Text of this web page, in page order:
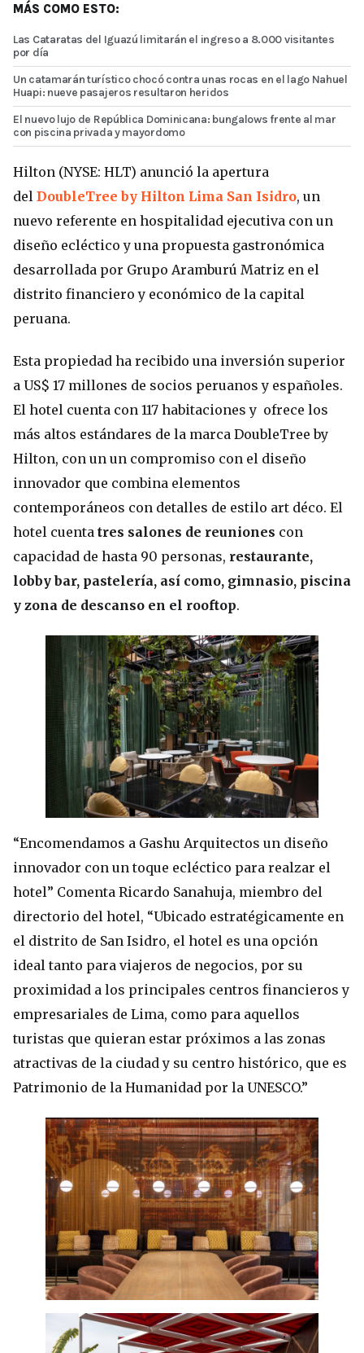
MÁS COMO ESTO:
Las Cataratas del Iguazú limitarán el ingreso a 8.000 visitantes
por día
Un catamarán turístico chocó contra unas rocas en el lago Nahuel
Huapi: nueve pasajeros resultaron heridos
El nuevo lujo de República Dominicana: bungalows frente al mar
con piscina privada y mayordomo
Hilton (NYSE: HLT) anunció la apertura
del DoubleTree by Hilton Lima San Isidro, un
nuevo referente en hospitalidad ejecutiva con un
diseño ecléctico y una propuesta gastronómica
desarrollada por Grupo Aramburú Matriz en el
distrito financiero y económico de la capital
peruana.
Esta propiedad ha recibido una inversión superior
a US$ 17 millones de socios peruanos y españoles.
El hotel cuenta con 117 habitaciones y ofrece los
más altos estándares de la marca DoubleTree by
Hilton, con un un compromiso con el diseño
innovador que combina elementos
contemporáneos con detalles de estilo art déco. El
hotel cuenta tres salones de reuniones con
capacidad de hasta 90 personas, restaurante,
lobby bar, pastelería, así como, gimnasio, piscina
y zona de descanso en el rooftop.
“Encomendamos a Gashu Arquitectos un diseño
innovador con un toque ecléctico para realzar el
hotel” Comenta Ricardo Sanahuja, miembro del
directorio del hotel, “Ubicado estratégicamente en
el distrito de San Isidro, el hotel es una opción
ideal tanto para viajeros de negocios, por su
proximidad a los principales centros financieros y
empresariales de Lima, como para aquellos
turistas que quieran estar próximos a las zonas
atractivas de la ciudad y su centro histórico, que es
Patrimonio de la Humanidad por la UNESCO.”